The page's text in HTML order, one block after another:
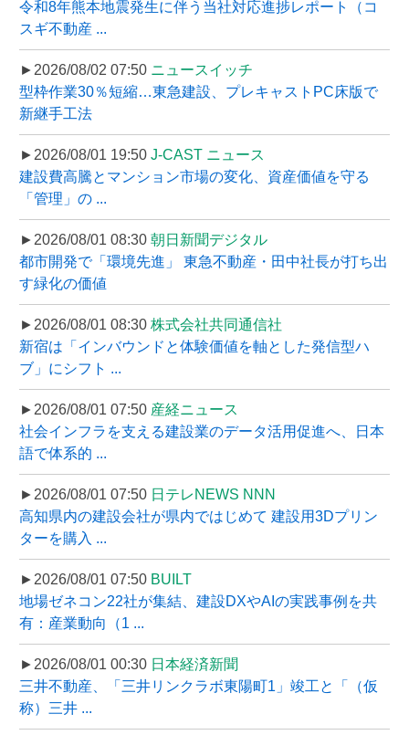
令和8年熊本地震発生に伴う当社対応進捗レポート（コ
スギ不動産 ...
►2026/08/02 07:50 ニュースイッチ
型枠作業30％短縮…東急建設、プレキャストPC床版で
新継手工法
►2026/08/01 19:50 J-CAST ニュース
建設費高騰とマンション市場の変化、資産価値を守る
「管理」の ...
►2026/08/01 08:30 朝日新聞デジタル
都市開発で「環境先進」 東急不動産・田中社長が打ち出
す緑化の価値
►2026/08/01 08:30 株式会社共同通信社
新宿は「インバウンドと体験価値を軸とした発信型ハ
ブ」にシフト ...
►2026/08/01 07:50 産経ニュース
社会インフラを支える建設業のデータ活用促進へ、日本
語で体系的 ...
►2026/08/01 07:50 日テレNEWS NNN
高知県内の建設会社が県内ではじめて 建設用3Dプリン
ターを購入 ...
►2026/08/01 07:50 BUILT
地場ゼネコン22社が集結、建設DXやAIの実践事例を共
有：産業動向（1 ...
►2026/08/01 00:30 日本経済新聞
三井不動産、「三井リンクラボ東陽町1」竣工と「（仮
称）三井 ...